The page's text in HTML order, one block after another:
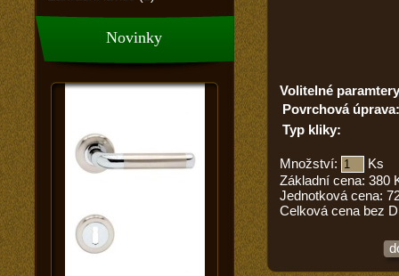
Novinky
Volitelné
Povrchová úprava:
Typ kliky:
Množství:
Ks
Základní cena: 380
Jednotková cena:
Celková cena bez